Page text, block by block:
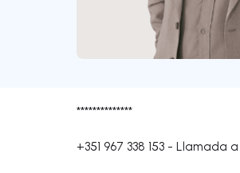
**************
+351 967 338 153 - Llamada a